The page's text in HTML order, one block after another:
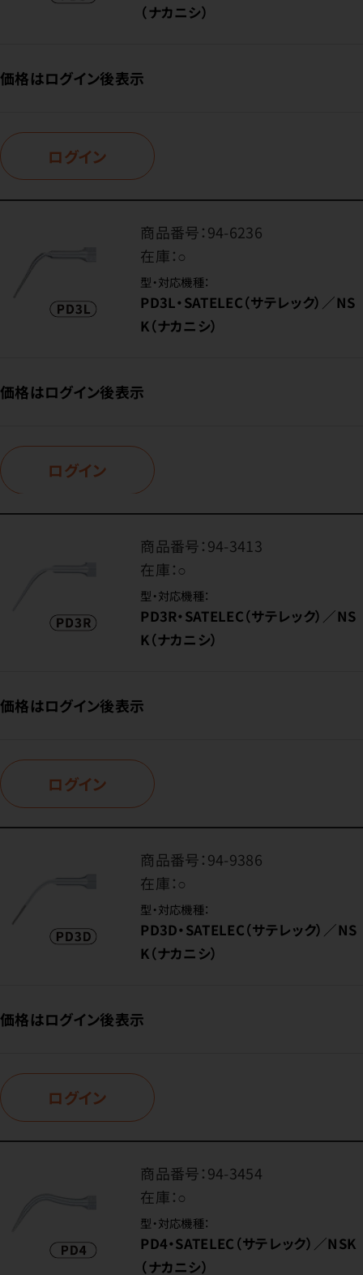
（ナカニシ）
価格はログイン後表示
ログイン
商品番号：94-6236
在庫：○
型・対応機種：
PD3L・SATELEC（サテレック）／NS
K（ナカニシ）
価格はログイン後表示
ログイン
商品番号：94-3413
在庫：○
型・対応機種：
PD3R・SATELEC（サテレック）／NS
K（ナカニシ）
価格はログイン後表示
ログイン
商品番号：94-9386
在庫：○
型・対応機種：
PD3D・SATELEC（サテレック）／NS
K（ナカニシ）
価格はログイン後表示
ログイン
商品番号：94-3454
在庫：○
型・対応機種：
PD4・SATELEC（サテレック）／NSK
（ナカニシ）